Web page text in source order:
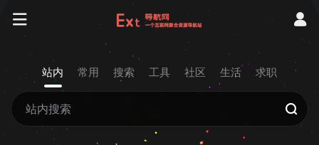
站内 常用 搜索 工具 社区 生活 求职